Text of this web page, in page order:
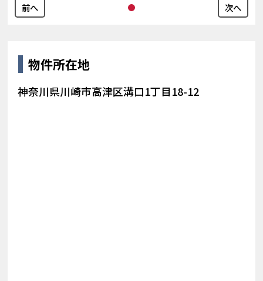
前へ 次へ
物件所在地
神奈川県川崎市高津区溝口1丁目18-12